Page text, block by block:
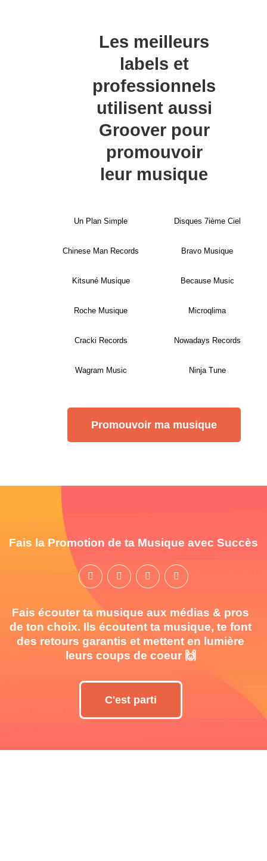
Les meilleurs
labels et
professionnels
utilisent aussi
Groover pour
promouvoir
leur musique
Un Plan Simple Disques 7ième Ciel
Chinese Man Records Bravo Musique
Kitsuné Musique Because Music
Roche Musique Microqlima
Cracki Records Nowadays Records
Wagram Music Ninja Tune
Promouvoir ma musique
Fais la Promotion de ta Musique avec Succès
Fais écouter ta musique aux médias & pros
de ton choix. Ils écoutent ta musique, te font
des retours garantis et mettent en lumière
leurs coups de coeur 🙌
C'est parti